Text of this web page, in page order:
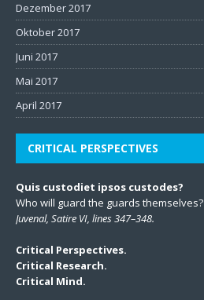
Dezember 2017
Oktober 2017
Juni 2017
Mai 2017
April 2017
CRITICAL PERSPECTIVES
Quis custodiet ipsos custodes?
Who will guard the guards themselves?
Juvenal, Satire VI, lines 347–348.
Critical Perspectives.
Critical Research.
Critical Mind.